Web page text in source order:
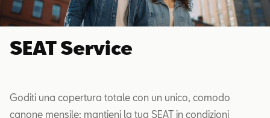
SEAT Service
Goditi una copertura totale con un unico, comodo
canone mensile: mantieni la tua SEAT in condizioni